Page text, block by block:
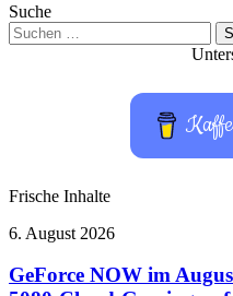
Suche
Suchen
nach:
Frische Inhalte
GeForce
im
August:
6. August 2026
GeForce NOW im